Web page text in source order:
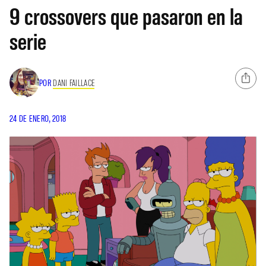
9 crossovers que pasaron en la
serie
POR DANI FAILLACE
24 DE ENERO, 2018